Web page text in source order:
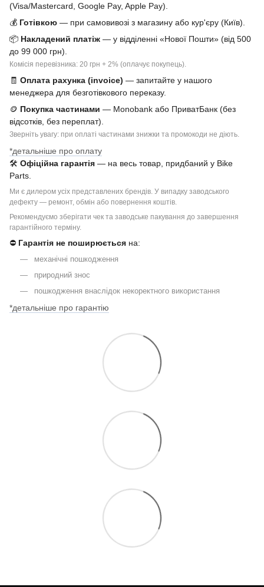
(Visa/Mastercard, Google Pay, Apple Pay).
💰 Готівкою — при самовивозі з магазину або кур'єру (Київ).
📦 Накладений платіж — у відділенні «Нової Пошти» (від 500
до 99 000 грн).
Комісія перевізника: 20 грн + 2% (оплачує покупець).
🧾 Оплата рахунка (invoice) — запитайте у нашого
менеджера для безготівкового переказу.
🪙 Покупка частинами — Monobank або ПриватБанк (без
відсотків, без переплат).
Зверніть увагу: при оплаті частинами знижки та промокоди не діють.
*детальніше про оплату
🛠 Офіційна гарантія — на весь товар, придбаний у Bike
Parts.
Ми є дилером усіх представлених брендів. У випадку заводського
дефекту — ремонт, обмін або повернення коштів.
Рекомендуємо зберігати чек та заводське пакування до завершення
гарантійного терміну.
⛔ Гарантія не поширюється на:
механічні пошкодження
природний знос
пошкодження внаслідок некоректного використання
*детальніше про гарантію